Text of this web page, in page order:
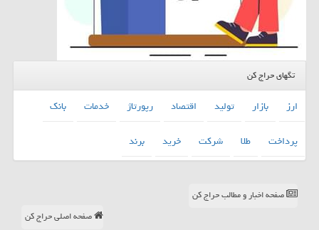
تگهای حراج کن
ارز بازار تولید اقتصاد رپورتاژ خدمات
بانك
پرداخت
طلا شركت خرید برند
صفحه اخبار و مطالب حراج کن
صفحه اصلی حراج کن